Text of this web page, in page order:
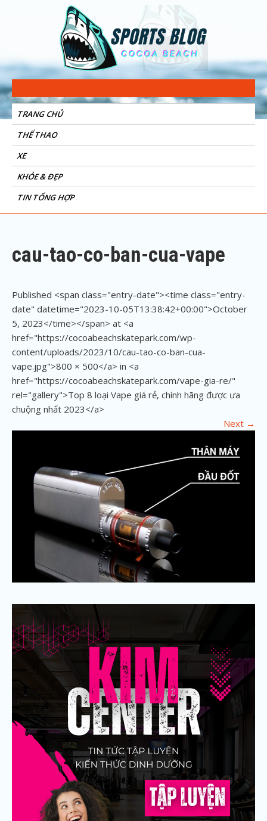
Sports Blog
Cocoa Beach
TRANG CHỦ
THỂ THAO
XE
KHỎE & ĐẸP
TIN TỔNG HỢP
cau-tao-co-ban-cua-vape
Published <span class="entry-date"><time class="entry-
date" datetime="2023-10-05T13:38:42+00:00">October
5, 2023</time></span> at <a
href="https://cocoabeachskatepark.com/wp-
content/uploads/2023/10/cau-tao-co-ban-cua-
vape.jpg">800 × 500</a> in <a
href="https://cocoabeachskatepark.com/vape-gia-re/"
rel="gallery">Top 8 loại Vape giá rẻ, chính hãng được ưa
chuộng nhất 2023</a>
Next →